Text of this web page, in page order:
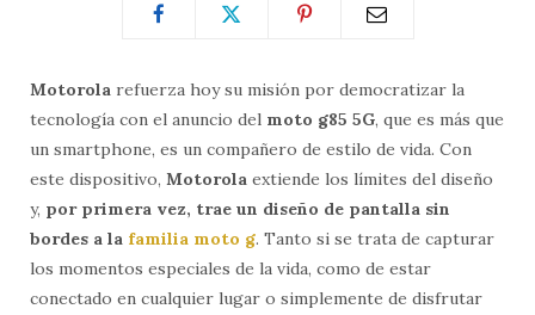
Motorola refuerza hoy su misión por democratizar la
tecnología con el anuncio del moto g85 5G, que es más que
un smartphone, es un compañero de estilo de vida. Con
este dispositivo, Motorola extiende los límites del diseño
y, por primera vez, trae un diseño de pantalla sin
bordes a la familia moto g. Tanto si se trata de capturar
los momentos especiales de la vida, como de estar
conectado en cualquier lugar o simplemente de disfrutar